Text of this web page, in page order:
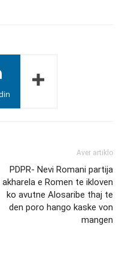
Aver artiklo
PDPR- Nevi Romani partija
akharela e Romen te ikloven
ko avutne Alosaribe thaj te
den poro hango kaske von
mangen